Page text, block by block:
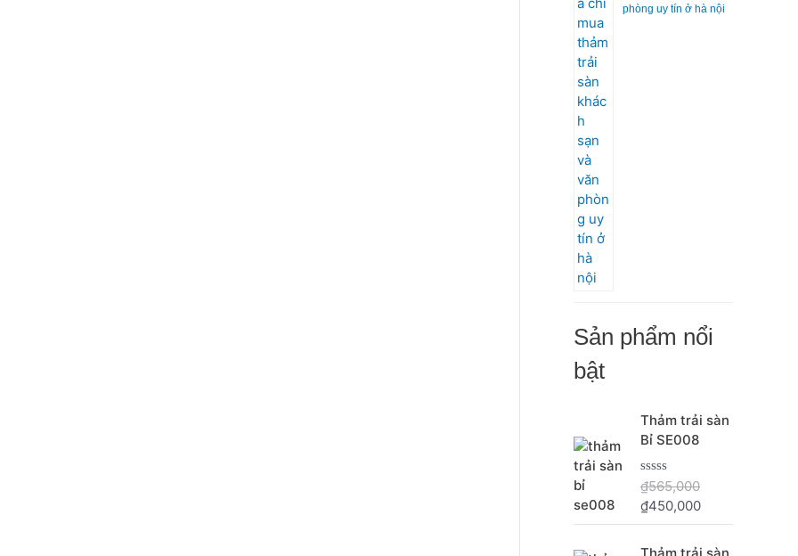
phòng uy tín ở hà nội
Sản phẩm nổi
bật
Thảm trải sàn
Bỉ SE008
Đ
ư
ợ
c
ế
₫565,000
G
i
g
ố
c
l
à
₫450,000
G
ệ
n
t
Thảm trải sàn